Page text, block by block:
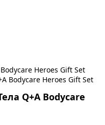
Heroes Gift Set
Q+A Bodycare